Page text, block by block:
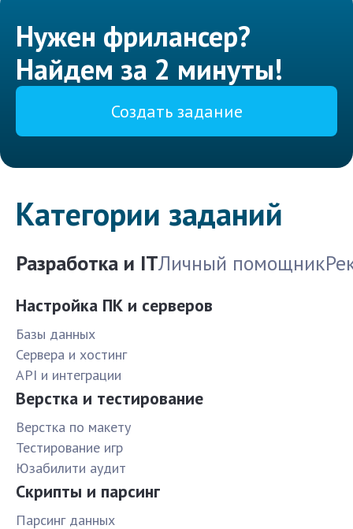
Нужен фрилансер?
Найдем за 2 минуты!
Создать задание
Категории заданий
Разработка и ITЛичный помощник
Настройка ПК и серверов
Базы данных
Сервера и хостинг
API и интеграции
Верстка и тестирование
Верстка по макету
Тестирование игр
Юзабилити аудит
Скрипты и парсинг
Парсинг данных